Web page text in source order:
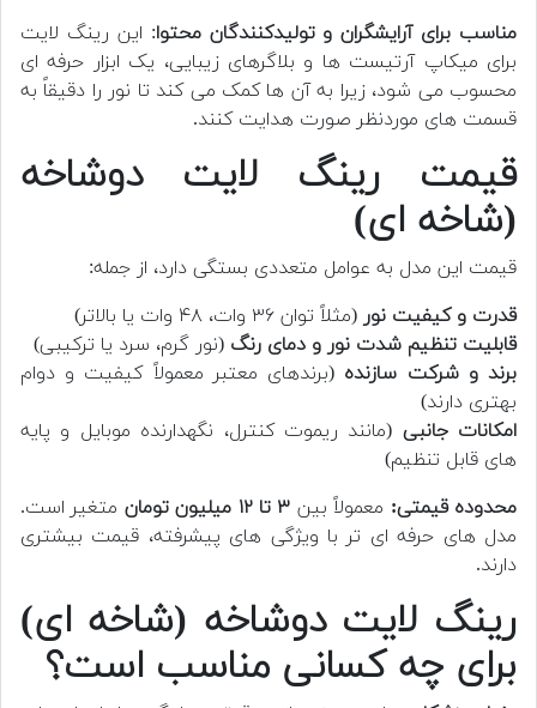
مناسب برای آرایشگران و تولیدکنندگان محتوا: این رینگ لایت
برای میکاپ آرتیست ها و بلاگرهای زیبایی، یک ابزار حرفه ای
محسوب می شود، زیرا به آن ها کمک می کند تا نور را دقیقاً به
قسمت های موردنظر صورت هدایت کنند.
قیمت رینگ لایت دوشاخه
(شاخه ای)
قیمت این مدل به عوامل متعددی بستگی دارد، از جمله:
قدرت و کیفیت نور (مثلاً توان ۳۶ وات، ۴۸ وات یا بالاتر)
قابلیت تنظیم شدت نور و دمای رنگ (نور گرم، سرد یا ترکیبی)
برند و شرکت سازنده (برندهای معتبر معمولاً کیفیت و دوام
بهتری دارند)
امکانات جانبی (مانند ریموت کنترل، نگهدارنده موبایل و پایه
های قابل تنظیم)
محدوده قیمتی: معمولاً بین ۳ تا ۱۲ میلیون تومان
متغیر است.
مدل های حرفه ای تر با ویژگی های پیشرفته، قیمت بیشتری
دارند.
رینگ لایت دوشاخه (شاخه ای)
برای چه کسانی مناسب است؟